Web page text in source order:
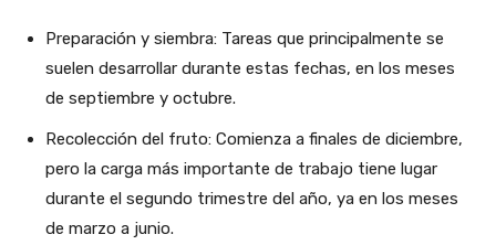
Preparación y siembra: Tareas que principalmente se
suelen desarrollar durante estas fechas, en los meses
de septiembre y octubre.
Recolección del fruto: Comienza a finales de diciembre,
pero la carga más importante de trabajo tiene lugar
durante el segundo trimestre del año, ya en los meses
de marzo a junio.